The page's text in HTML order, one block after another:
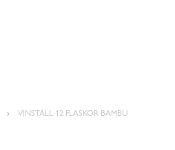
VINSTÄLL 12 FLASKOR BAMBU